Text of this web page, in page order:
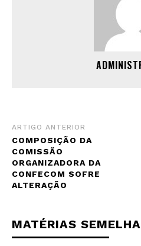
ARTIGO ANTERIOR
COMPOSIÇÃO DA
COMISSÃO
ORGANIZADORA DA
CONFECOM SOFRE
ALTERAÇÃO
MATÉRIAS